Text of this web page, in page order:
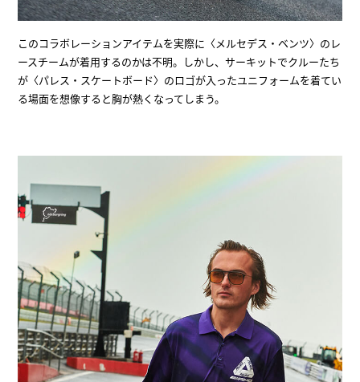
このコラボレーションアイテムを実際に〈メルセデス・ベンツ〉のレ
ースチームが着用するのかは不明。しかし、サーキットでクルーたち
が〈パレス・スケートボード〉のロゴが入ったユニフォームを着てい
る場面を想像すると胸が熱くなってしまう。